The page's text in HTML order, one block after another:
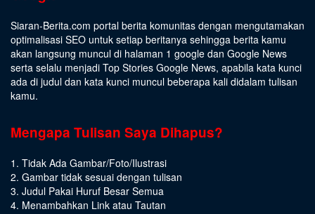
Siaran-Berita.com portal berita komunitas dengan mengutamakan
optimalisasi SEO untuk setiap beritanya sehingga berita kamu
akan langsung muncul di halaman 1 google dan Google News
serta selalu menjadi Top Stories Google News, apabila kata kunci
ada di judul dan kata kunci muncul beberapa kali didalam tulisan
kamu.
Mengapa Tulisan Saya Dihapus?
1. Tidak Ada Gambar/Foto/Ilustrasi
2. Gambar tidak sesuai dengan tulisan
3. Judul Pakai Huruf Besar Semua
4. Menambahkan Link atau Tautan